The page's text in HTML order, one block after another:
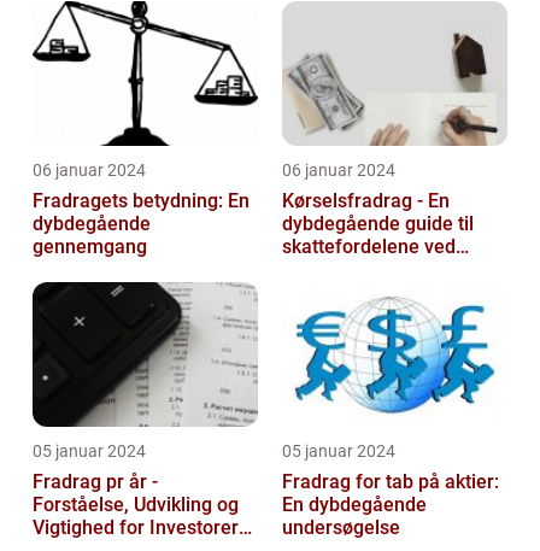
06 januar 2024
Fradragets betydning: En
dybdegående
gennemgang
06 januar 2024
Kørselsfradrag - En
dybdegående guide til
skattefordelene ved
05 januar 2024
Fradrag pr år -
Forståelse, Udvikling og
Vigtighed for Investorer
05 januar 2024
Fradrag for tab på aktier:
En dybdegående
undersøgelse